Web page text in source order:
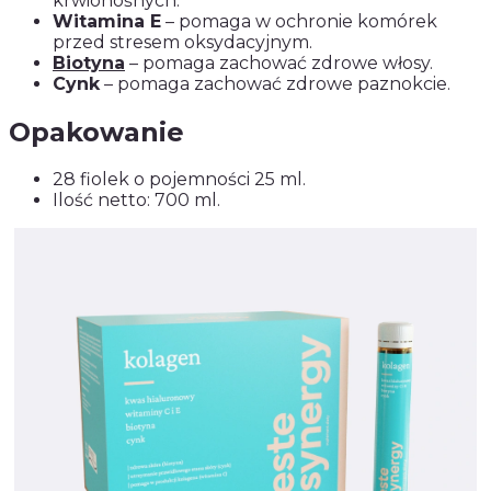
Witamina E – pomaga w ochronie komórek
przed stresem oksydacyjnym.
Biotyna – pomaga zachować zdrowe włosy.
Cynk – pomaga zachować zdrowe paznokcie.
Opakowanie
28 fiolek o pojemności 25 ml.
Ilość netto: 700 ml.